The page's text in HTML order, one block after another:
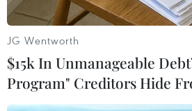
JG Wentworth
$15k In Unmanageable
Program" Creditors Hide